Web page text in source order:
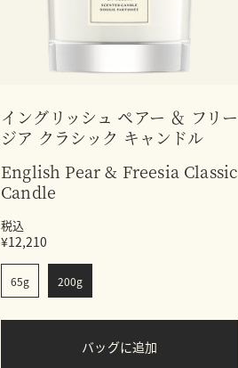
イングリッシュ ペアー ＆ フリー
ジア クラシック キャンドル
English Pear & Freesia Classic
Candle
税込
¥12,210
65g 200g
バッグに追加